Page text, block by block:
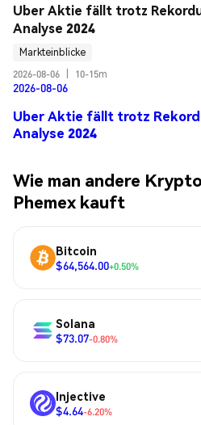
Uber Aktie fällt trotz
Analyse 2024
Markteinblicke
2026-08-06
10-15m
2026-08-06
Uber Aktie fällt trotz
Analyse 2024
Wie man andere
Phemex kauft
Bitcoin
$64,564.00+0.50%
Solana
$73.07-0.80%
Injective
$4.64-6.20%